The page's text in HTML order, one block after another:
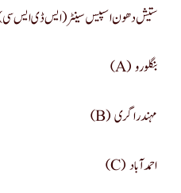
ستیش دھون اسپیس سینٹر (ایس ڈی ایس
(a) بنگلورو
(b) مہندراگری
(c) احمد آباد